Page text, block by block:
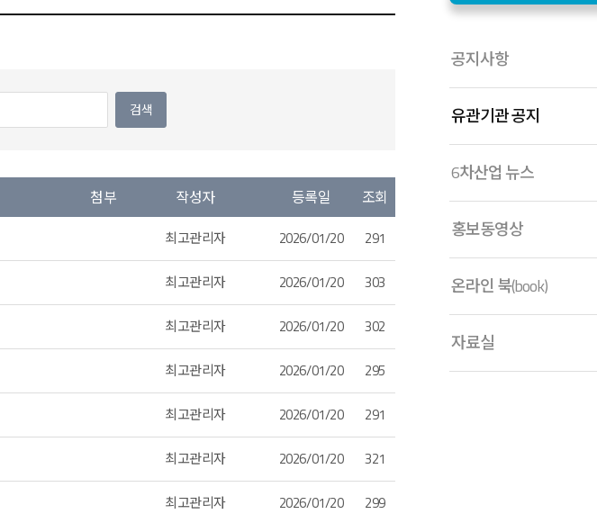
공지사항
유관기관 공지
6차산업 뉴스
홍보동영상
온라인 북(book)
자료실
첨부 작성자 등록일 조회
최고관리자 2026/01/20 291
최고관리자 2026/01/20 303
최고관리자 2026/01/20 302
최고관리자 2026/01/20 295
최고관리자 2026/01/20 291
최고관리자 2026/01/20 321
최고관리자 2026/01/20 299